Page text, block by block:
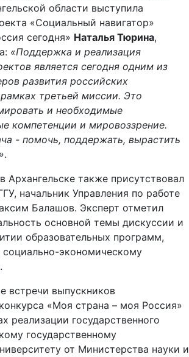
области выступила
«Социальный навигатор»
сегодня» Наталья Тюрина,
«Поддержка и реализация
является сегодня одним из
развития российских
третьей миссии. Это
и необходимые
компетенции и мировоззрение.
- помочь, поддержать, вырастить
.
Архангельске также присутствовал
начальник Управления по работе
Балашов. Эксперт отметил
основной темы дискуссии и
образовательных программ,
экономическому
встречи выпускников
«Моя страна – моя Россия»
реализации государственного
государственному
от Министерства науки и